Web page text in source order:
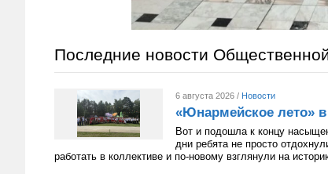
Последние новости
6 августа 2026 / Новости
«Юнармейское лето»
Вот и подошла к концу
дни ребята не просто
работать в коллективе и по-новому взглянули на